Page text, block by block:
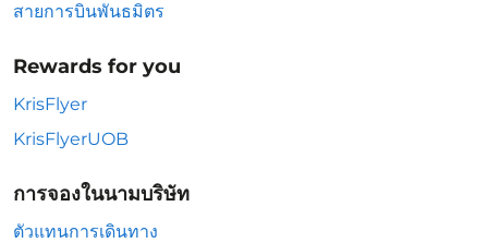
สายการบินพันธมิตร
Rewards for you
KrisFlyer
KrisFlyerUOB
การจองในนามบริษัท
ตัวแทนการเดินทาง